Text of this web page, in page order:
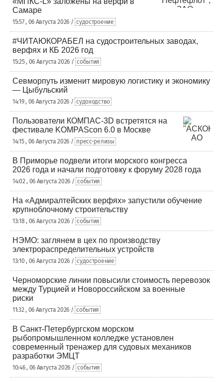
Самаре
15:57 , 06 Августа 2026 / судостроение
#ЧИТАЮКОРАБЕЛ на судостроительных заводах,
верфях и КБ 2026 год
15:25 , 06 Августа 2026 / события
Севморпуть изменит мировую логистику и экономику
— Цыбульский
14:19 , 06 Августа 2026 / судоходство
Пользователи КОМПАС-3D встретятся на
фестивале KOMPAScon 6.0 в Москве
14:15 , 06 Августа 2026 / пресс-релизы
В Приморье подвели итоги морского конгресса
2026 года и начали подготовку к форуму 2028 года
14:02 , 06 Августа 2026 / события
На «Адмиралтейских верфях» запустили обучение
крупноблочному строительству
13:18 , 06 Августа 2026 / события
НЭМО: заглянем в цех по производству
электрораспределительных устройств
13:10 , 06 Августа 2026 / судостроение
Черноморские линии повысили стоимость перевозок
между Турцией и Новороссийском за военные
риски
11:32 , 06 Августа 2026 / события
В Санкт-Петербургском морском
рыбопромышленном колледже установлен
современный тренажер для судовых механиков
разработки ЭМЦТ
10:46 , 06 Августа 2026 / события